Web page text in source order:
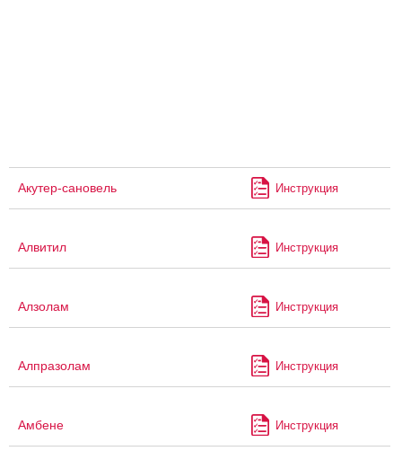
Акутер-сановель Инструкция
Алвитил Инструкция
Алзолам Инструкция
Алпразолам Инструкция
Амбене Инструкция